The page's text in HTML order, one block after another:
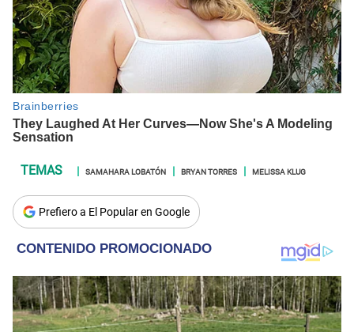
SAMAHARA LOBATÓN BRYAN TORRES MELISSA KLUG
Prefiero a El Popular en Google